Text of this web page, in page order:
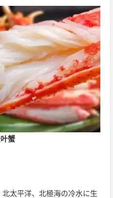
蟹
太平洋、北極海の冷水に生